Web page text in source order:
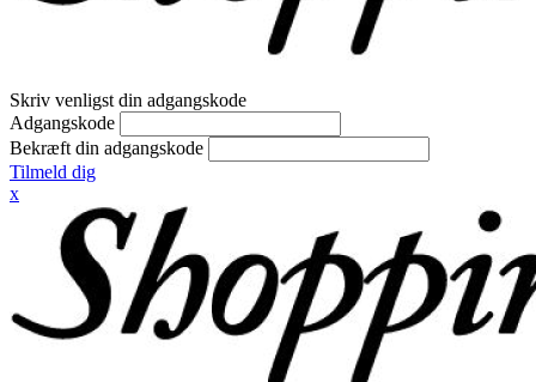
Skriv venligst din adgangskode
Adgangskode
Bekræft din adgangskode
Tilmeld dig
x